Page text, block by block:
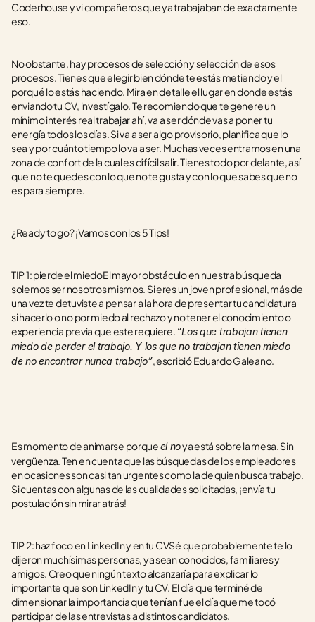
Coderhouse y vi compañeros que ya trabajaban de exactamente
eso.
No obstante, hay procesos de selección y selección de esos
procesos. Tienes que elegir bien dónde te estás metiendo y el
porqué lo estás haciendo. Mira en detalle el lugar en donde estás
enviando tu CV, investígalo. Te recomiendo que te genere un
mínimo interés real trabajar ahí, va a ser dónde vas a poner tu
energía todos los días. Si va a ser algo provisorio, planifica que lo
sea y por cuánto tiempo lo va a ser. Muchas veces entramos en una
zona de confort de la cual es difícil salir. Tienes todo por delante, así
que no te quedes con lo que no te gusta y con lo que sabes que no
es para siempre.
¿Ready to go? ¡Vamos con los 5 Tips!
TIP 1: pierde el miedoEl mayor obstáculo en nuestra búsqueda
solemos ser nosotros mismos. Si eres un joven profesional, más de
una vez te detuviste a pensar a la hora de presentar tu candidatura
si hacerlo o no por miedo al rechazo y no tener el conocimiento o
experiencia previa que este requiere. “Los que trabajan tienen
miedo de perder el trabajo. Y los que no trabajan tienen miedo
de no encontrar nunca trabajo”, escribió Eduardo Galeano.
Es momento de animarse porque el no ya está sobre la mesa. Sin
vergüenza. Ten en cuenta que las búsquedas de los empleadores
en ocasiones son casi tan urgentes como la de quien busca trabajo.
Si cuentas con algunas de las cualidades solicitadas, ¡envía tu
postulación sin mirar atrás!
TIP 2: haz foco en LinkedIn y en tu CVSé que probablemente te lo
dijeron muchísimas personas, ya sean conocidos, familiares y
amigos. Creo que ningún texto alcanzaría para explicar lo
importante que son LinkedIn y tu CV. El día que terminé de
dimensionar la importancia que tenían fue el día que me tocó
participar de las entrevistas a distintos candidatos.